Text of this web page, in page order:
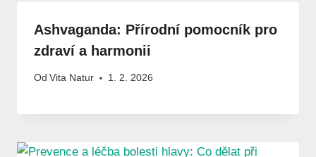
Ashvaganda: Přírodní pomocník pro
zdraví a harmonii
Od Vita Natur 1. 2. 2026